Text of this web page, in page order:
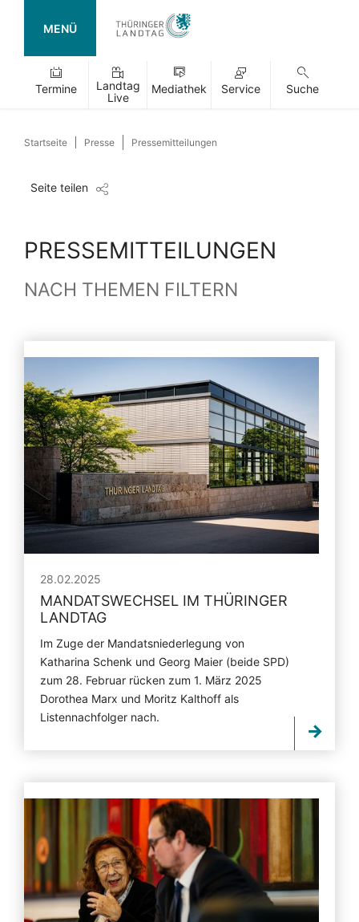
MENÜ
Termine
Landtag
Live
Mediathek Service Suche
Startseite Presse Pressemitteilungen
Seite teilen
PRESSEMITTEILUNGEN
NACH THEMEN FILTERN
28.02.2025
MANDATSWECHSEL IM THÜRINGER
LANDTAG
Im Zuge der Mandatsniederlegung von
Katharina Schenk und Georg Maier (beide SPD)
zum 28. Februar rücken zum 1. März 2025
Dorothea Marx und Moritz Kalthoff als
Listennachfolger nach.